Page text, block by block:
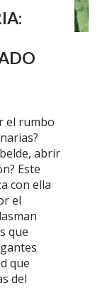
el rumbo
abrir
Este
con ella
el
que
que
del